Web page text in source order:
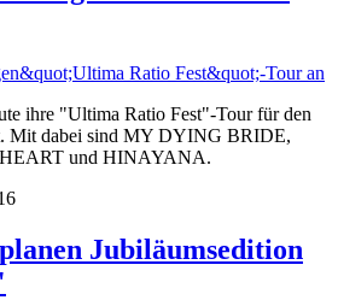
ihre "Ultima Ratio Fest"-Tour für den
Mit dabei sind MY DYING BRIDE,
und HINAYANA.
Jubiläumsedition